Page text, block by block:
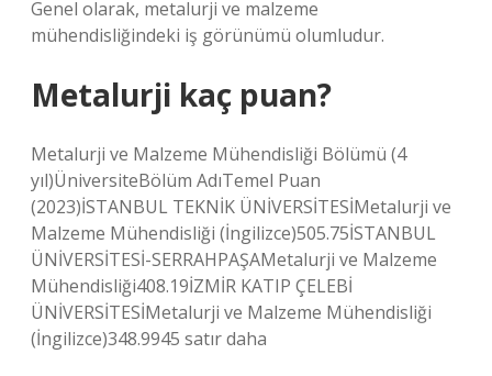
Genel olarak, metalurji ve malzeme
mühendisliğindeki iş görünümü olumludur.
Metalurji kaç puan?
Metalurji ve Malzeme Mühendisliği Bölümü (4
yıl)ÜniversiteBölüm AdıTemel Puan
(2023)İSTANBUL TEKNİK ÜNİVERSİTESİMetalurji ve
Malzeme Mühendisliği (İngilizce)505.75İSTANBUL
ÜNİVERSİTESİ-SERRAHPAŞAMetalurji ve Malzeme
Mühendisliği408.19İZMİR KATIP ÇELEBİ
ÜNİVERSİTESİMetalurji ve Malzeme Mühendisliği
(İngilizce)348.9945 satır daha